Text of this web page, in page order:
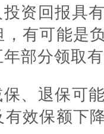
资回报具
有可能是
部分领取
、退保可
效保额下